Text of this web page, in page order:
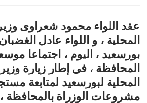
عقد اللواء محمود شعراوى وزير
المحلية ، و اللواء عادل
بورسعيد ، اليوم ، اجتماعا
المحافظة ، فى إطار زيارة وزير
المحلية لبورسعيد لمتابعة
مشروعات الوزراة بالمحافظة